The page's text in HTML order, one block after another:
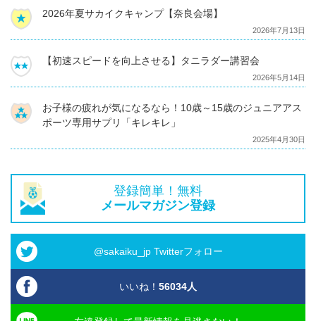
2026年夏サカイクキャンプ【奈良会場】
2026年7月13日
【初速スピードを向上させる】タニラダー講習会
2026年5月14日
お子様の疲れが気になるなら！10歳～15歳のジュニアアス
ポーツ専用サプリ「キレキレ」
2025年4月30日
登録簡単！無料
メールマガジン登録
@sakaiku_jp Twitterフォロー
いいね！ 56034人